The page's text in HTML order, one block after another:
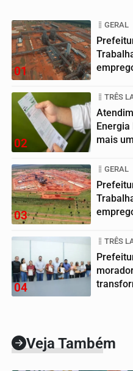
01
GERAL
02
TRÊS
mais
03
GERAL
04
TRÊS
Veja Também